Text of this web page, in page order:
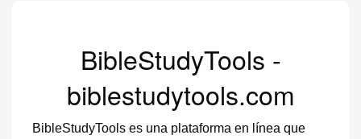
BibleStudyTools -
biblestudytools.com
BibleStudyTools es una plataforma en línea que